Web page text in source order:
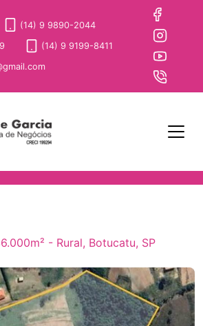
(14) 9 9890-2044
(14) 9 9199-8411
- Rural, Botucatu, SP